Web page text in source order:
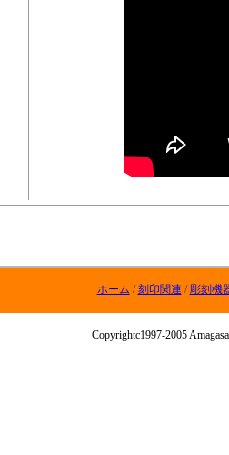
ホーム /刻印関連 /彫刻機
Copyrightc1997-2005